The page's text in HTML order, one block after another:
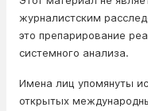
журналистским
это препарирование
системного анализа.
Имена лиц упомянуты
открытых